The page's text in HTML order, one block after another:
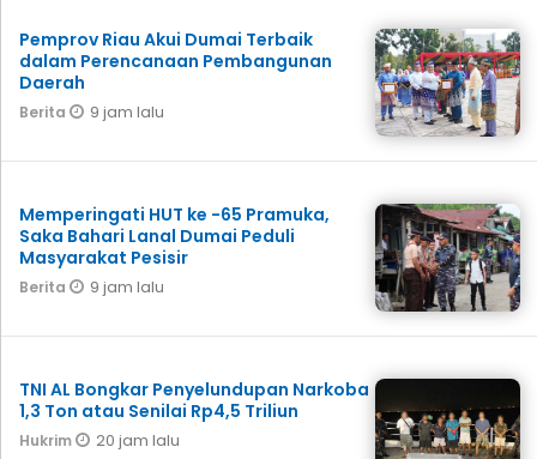
Pemprov Riau Akui Dumai Terbaik
dalam Perencanaan Pembangunan
Daerah
Berita 9 jam lalu
Memperingati HUT ke -65 Pramuka,
Saka Bahari Lanal Dumai Peduli
Masyarakat Pesisir
Berita 9 jam lalu
TNI AL Bongkar Penyelundupan Narkoba
1,3 Ton atau Senilai Rp4,5 Triliun
Hukrim 20 jam lalu